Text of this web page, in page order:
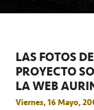
LAS FOTOS
PROYECTO
LA WEB
Viernes, 16 Mayo,